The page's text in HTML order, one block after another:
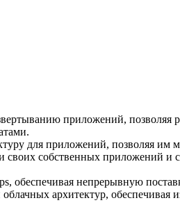
приложений, позволяя
для приложений, позволяя им
собственных приложений и
обеспечивая непрерывную
архитектур,